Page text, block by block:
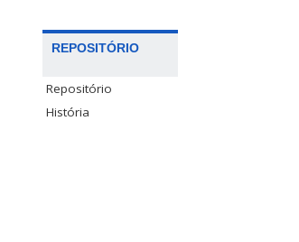
REPOSITÓRIO
Repositório
História